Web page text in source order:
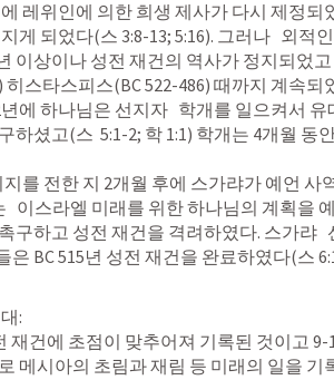
게 되었다(스 3:8-13; 5:16). 그러나   외적
이상이나 성전 재건의 역사가 정지되었
스타스피스(BC 522-486) 때까지 계속되
하셨고(스  5:1-2; 학 1:1) 학개는 4개월 동
이스라엘 미래를 위한 하나님의 계획을
구하고 성전 재건을 격려하였다. 스가랴
은 BC 515년 성전 재건을 완료하였다(스
메시아의 초림과 재림 등 미래의 일을 기